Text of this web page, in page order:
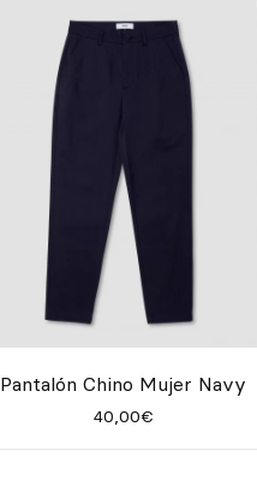
Pantalón Chino Mujer Navy
40,00€